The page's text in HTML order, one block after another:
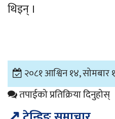
थिइन् ।
२०८१ आश्विन १४, सोमबार
तपाईको प्रतिक्रिया दिनुहोस्